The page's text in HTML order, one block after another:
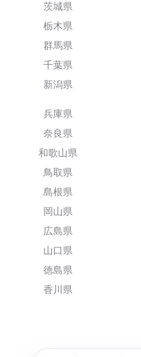
茨城県
栃木県
群馬県
千葉県
新潟県
兵庫県
奈良県
和歌山県
鳥取県
島根県
岡山県
広島県
山口県
徳島県
香川県